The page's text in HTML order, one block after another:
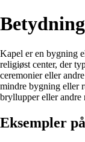
Kapel er en bygning
religiøst center, der
ceremonier eller
mindre bygning eller
bryllupper eller andre
Eksempler